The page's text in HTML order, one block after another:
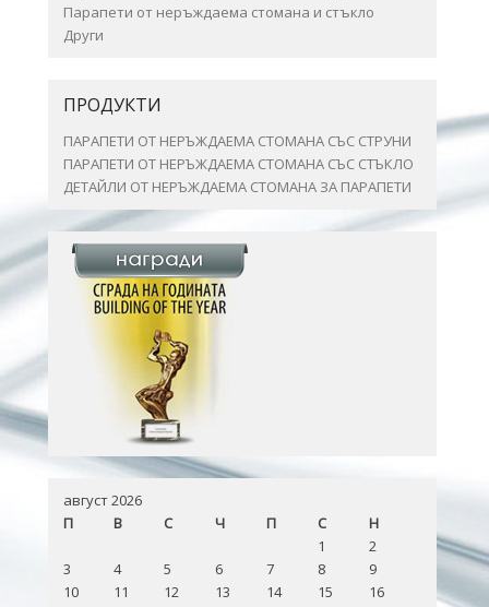
Парапети от неръждаема стомана и стъкло
Други
ПРОДУКТИ
ПАРАПЕТИ ОТ НЕРЪЖДАЕМА СТОМАНА СЪС СТРУНИ
ПАРАПЕТИ ОТ НЕРЪЖДАЕМА СТОМАНА СЪС СТЪКЛО
ДЕТАЙЛИ ОТ НЕРЪЖДАЕМА СТОМАНА ЗА ПАРАПЕТИ
август 2026
П
В С Ч П С
Н
1
2
3
4 5 6 7 8
9
10
11 12 13 14 15
16